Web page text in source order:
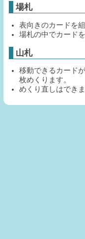
場札
表向きのカードを
場札の中でカード
山札
移動できるカード
枚めくります。
めくり直しはできま